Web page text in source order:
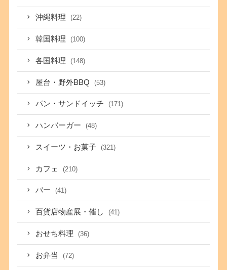
沖縄料理 (22)
韓国料理 (100)
各国料理 (148)
屋台・野外BBQ (53)
パン・サンドイッチ (171)
ハンバーガー (48)
スイーツ・お菓子 (321)
カフェ (210)
バー (41)
百貨店物産展・催し (41)
おせち料理 (36)
お弁当 (72)